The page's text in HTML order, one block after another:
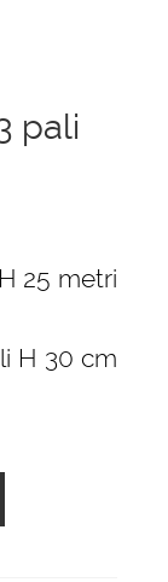
pali
25 metri
H 30 cm